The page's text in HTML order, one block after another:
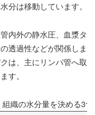
分は移動しています。
内外の静水圧、血漿タ
透過性などが関係しま
は、主にリンパ管へ取
す。
組織の水分量を決める3